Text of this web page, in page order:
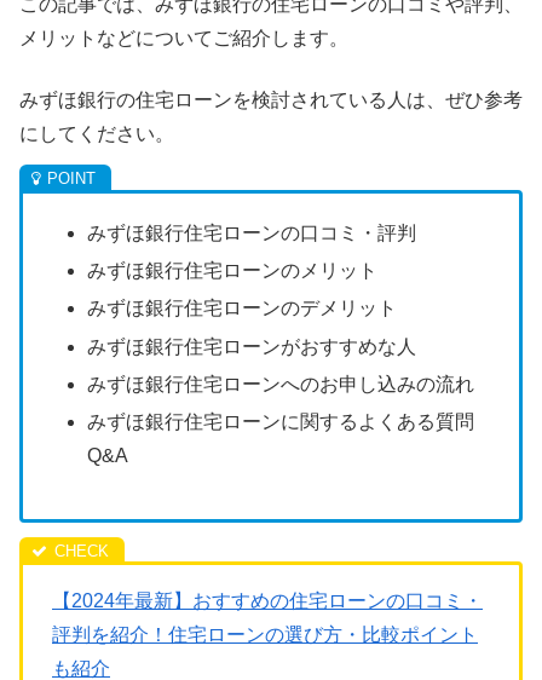
この記事では、みずほ銀行の住宅ローンの口コミや評判、
メリットなどについてご紹介します。
みずほ銀行の住宅ローンを検討されている人は、ぜひ参考
にしてください。
みずほ銀行住宅ローンの口コミ・評判
みずほ銀行住宅ローンのメリット
みずほ銀行住宅ローンのデメリット
みずほ銀行住宅ローンがおすすめな人
みずほ銀行住宅ローンへのお申し込みの流れ
みずほ銀行住宅ローンに関するよくある質問
Q&A
【2024年最新】おすすめの住宅ローンの口コミ・
評判を紹介！住宅ローンの選び方・比較ポイント
も紹介